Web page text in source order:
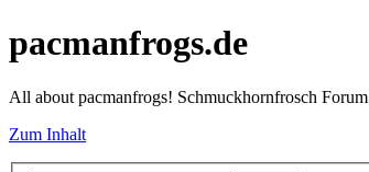
pacmanfrogs.de
All about pacmanfrogs! Schmuckhornfrosch Forum
Zum Inhalt